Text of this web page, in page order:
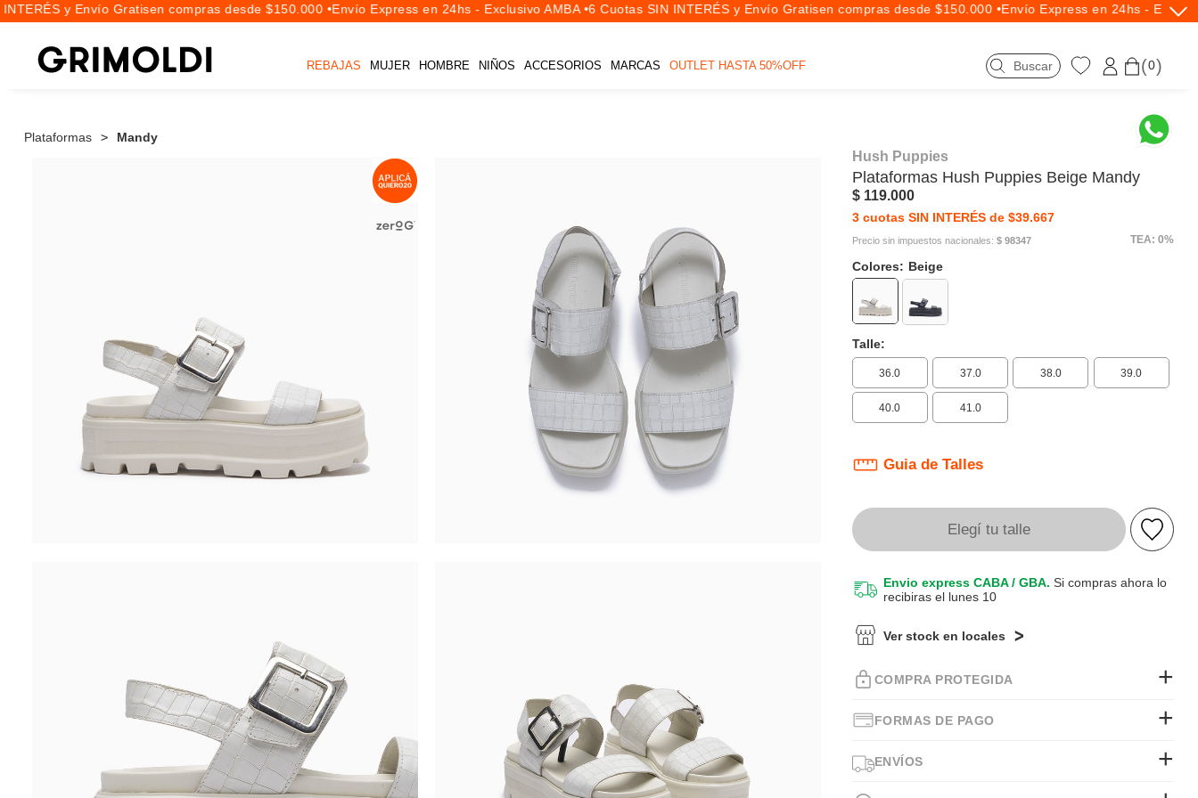
REBAJAS MUJER HOMBRE NIÑOS ACCESORIOS MARCAS OUTLET HASTA 50%OFF
y Envío Gratisen compras desde $150.000 •Envío Express en 24hs - Exclusivo AMBA •6 Cuotas SIN INTERÉS y Envío Gratisen compras desde $150.000 •Envío Express en 24hs -
0
Plataformas Mandy
Hush Puppies
Plataformas Hush Puppies Beige Mandy
$ 119.000
3 cuotas SIN INTERÉS de $39.667
Precio sin impuestos nacionales: $ 98347 TEA: 0%
Colores: Beige
Talle:
36.0 37.0 38.0 39.0
40.0 41.0
Guia de Talles
Elegí tu talle
Envio express CABA / GBA. Si compras ahora lo
recibiras el lunes 10
Ver stock en locales
COMPRA PROTEGIDA
FORMAS DE PAGO
ENVÍOS